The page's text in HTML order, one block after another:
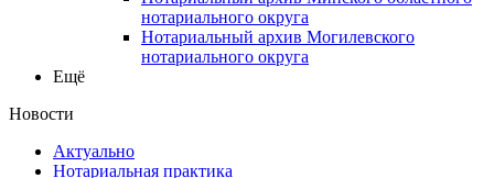
нотариального округа
Нотариальный архив Могилевского
нотариального округа
Ещё
Новости
Актуально
Нотариальная практика